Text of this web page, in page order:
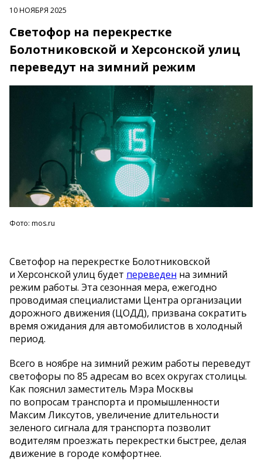
10 НОЯБРЯ 2025
Светофор на перекрестке
Болотниковской и Херсонской улиц
переведут на зимний режим
Фото: mos.ru
Светофор на перекрестке Болотниковской
и Херсонской улиц будет переведен на зимний
режим работы. Эта сезонная мера, ежегодно
проводимая специалистами Центра организации
дорожного движения (ЦОДД), призвана сократить
время ожидания для автомобилистов в холодный
период.
Всего в ноябре на зимний режим работы переведут
светофоры по 85 адресам во всех округах столицы.
Как пояснил заместитель Мэра Москвы
по вопросам транспорта и промышленности
Максим Ликсутов, увеличение длительности
зеленого сигнала для транспорта позволит
водителям проезжать перекрестки быстрее, делая
движение в городе комфортнее.